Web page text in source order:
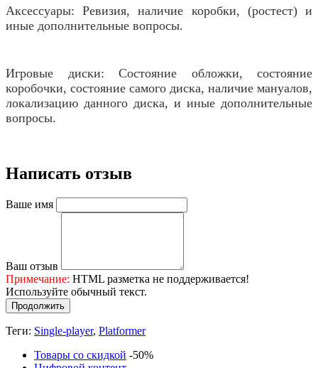
Аксессуары: Ревизия, наличие коробки, (ростест) и
иные дополнительные вопросы.
Игровые диски: Состояние обложки, состояние
коробочки, состояние самого диска, наличие мануалов,
локализацию данного диска, и иные дополнительные
вопросы.
Написать отзыв
Ваше имя
Ваш отзыв
Примечание: HTML разметка не поддерживается!
Используйте обычный текст.
Продолжить
Теги: Single-player, Platformer
Товары со скидкой -50%